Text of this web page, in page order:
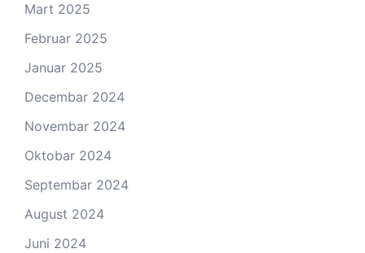
Mart 2025
Februar 2025
Januar 2025
Decembar 2024
Novembar 2024
Oktobar 2024
Septembar 2024
August 2024
Juni 2024